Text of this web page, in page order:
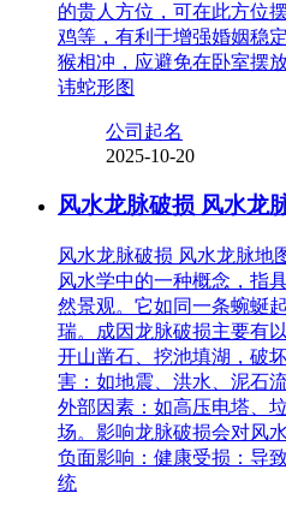
的贵人方位，可在此方位
鸡等，有利于增强婚姻稳
猴相冲，应避免在卧室摆
讳蛇形图
公司起名
2025-10-20
风水龙脉破损 风水龙
风水龙脉破损 风水龙脉地
风水学中的一种概念，指
然景观。它如同一条蜿蜒
瑞。成因龙脉破损主要有
开山凿石、挖池填湖，破
害：如地震、洪水、泥石
外部因素：如高压电塔、
场。影响龙脉破损会对风
负面影响：健康受损：导
统